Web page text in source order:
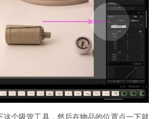
这个吸管工具，然后在物品的位置点一下就